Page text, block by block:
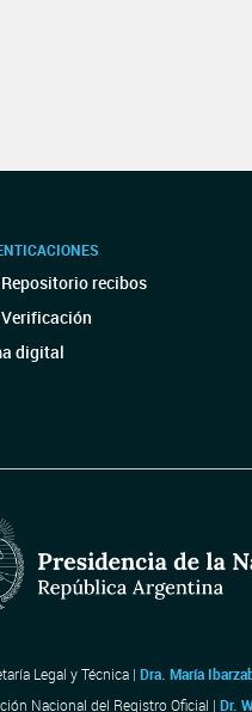
Repositorio recibos
Verificación
digital
Legal y Técnica | Dra. María
Nacional del Registro Oficial | Dr.